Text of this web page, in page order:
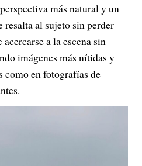
más natural y un
al sujeto sin perder
a la escena sin
imágenes más nítidas y
como en fotografías de